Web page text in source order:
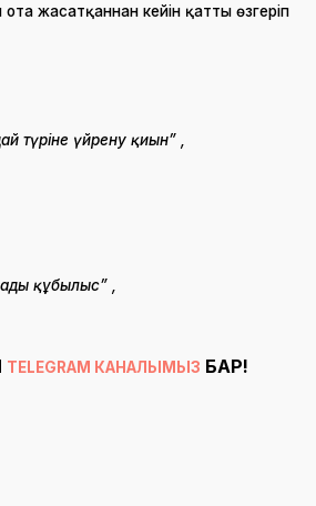
жасатқаннан кейін қатты өзгеріп
түріне үйрену қиын” ,
құбылыс” ,
TELEGRAM КАНАЛЫМЫЗ БАР!